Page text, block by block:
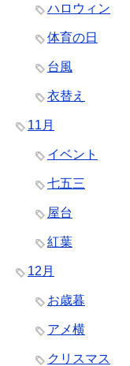
ハロウィン
体育の日
台風
衣替え
11月
イベント
七五三
屋台
紅葉
12月
お歳暮
アメ横
クリスマス